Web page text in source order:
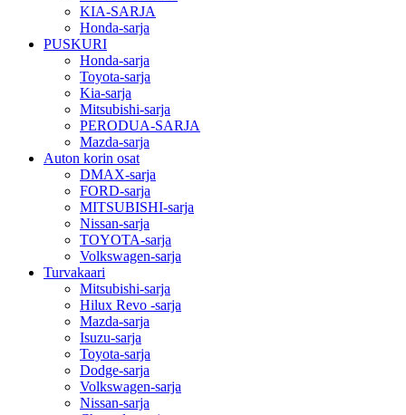
KIA-SARJA
Honda-sarja
PUSKURI
Honda-sarja
Toyota-sarja
Kia-sarja
Mitsubishi-sarja
PERODUA-SARJA
Mazda-sarja
Auton korin osat
DMAX-sarja
FORD-sarja
MITSUBISHI-sarja
Nissan-sarja
TOYOTA-sarja
Volkswagen-sarja
Turvakaari
Mitsubishi-sarja
Hilux Revo -sarja
Mazda-sarja
Isuzu-sarja
Toyota-sarja
Dodge-sarja
Volkswagen-sarja
Nissan-sarja